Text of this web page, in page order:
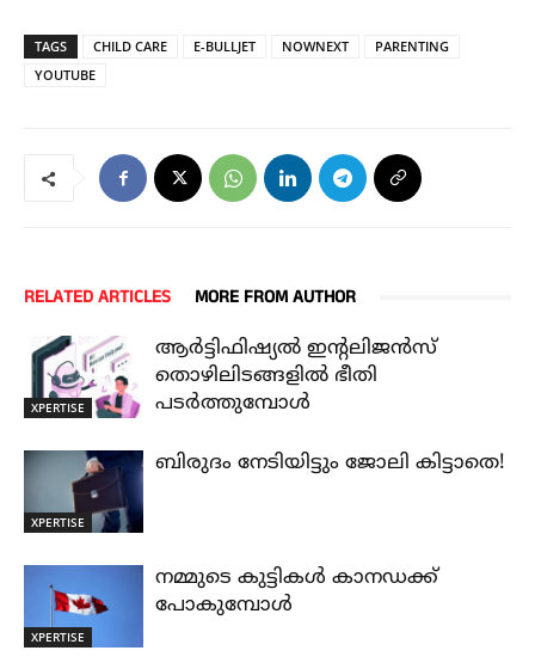
TAGS CHILD CARE E-BULLJET NOWNEXT
PARENTING
YOUTUBE
RELATED ARTICLES MORE FROM AUTHOR
XPERTISE
ആർട്ടിഫിഷ്യൽ ഇന്റലിജൻസ്
തൊഴിലിടങ്ങളിൽ ഭീതി
പടർത്തുമ്പോൾ
XPERTISE
ബിരുദം നേടിയിട്ടും ജോലി കിട്ടാതെ!
XPERTISE
നമ്മുടെ കുട്ടികൾ കാനഡക്ക്
പോകുമ്പോൾ